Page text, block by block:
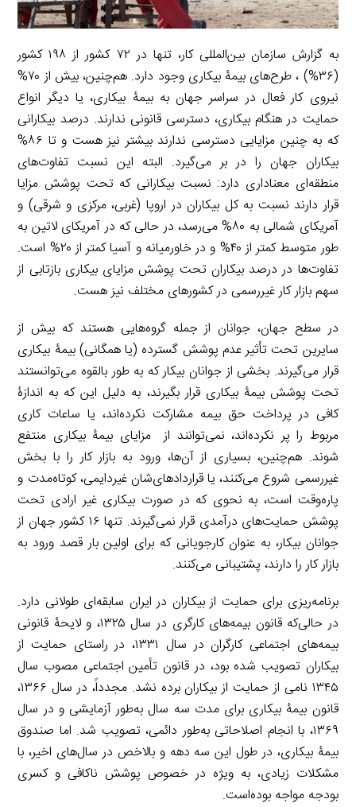
به گزارش سازمان بین‌المللی کار، تنها در ۷۲ کشور از ۱۹۸ کشور
(۳۶%) ، طرح‌های بیمۀ بیکاری وجود دارد. هم‌چنین، بیش از ۷۰%
نیروی کار فعال در سراسر جهان به بیمۀ بیکاری، یا دیگر انواع
حمایت در هنگام بیکاری، دسترسی قانونی ندارند. درصد بیکارانی
که به چنین مزایایی دسترسی ندارند بیشتر نیز هست و تا ۸۶%
بیکاران جهان را در بر می‌گیرد. البته این نسبت تفاوت‌های
منطقه‌ای معناداری دارد: نسبت بیکارانی که تحت پوشش مزایا
قرار دارند نسبت به کل بیکاران در اروپا (غربی، مرکزی و شرقی)‌ و
آمریکای شمالی به ۸۰% می‌رسد، در حالی که در آمریکای لاتین به
طور متوسط کمتر از ۴۰% و در خاورمیانه و آسیا کمتر از ۲۰% است.
تفاوت‌ها در درصد بیکاران تحت پوشش مزایای بیکاری بازتابی از
سهم بازار کار غیررسمی در کشورهای مختلف نیز هست.
در سطح جهان، جوانان از جمله گروه‌هایی هستند که بیش از
سایرین تحت تأثیر عدم پوشش گسترده (یا همگانی) بیمۀ بیکاری
قرار می‌گیرند. بخشی از جوانان بیکار که به طور بالقوه می‌توانستند
تحت پوشش بیمۀ بیکاری قرار بگیرند، به دلیل این که به اندازۀ
کافی در پرداخت حق بیمه مشارکت نکرده‌اند، یا ساعات کاری
مربوط را پر نکرده‌اند، نمی‌توانند از مزایای بیمۀ بیکاری منتفع
شوند. هم‌چنین، بسیاری از آن‌ها، ورود به بازار کار را با بخش
غیررسمی شروع می‌کنند، یا قراردادهای‌شان غیردایمی، کوتاه‌مدت و
پاره‌وقت است، به نحوی که در صورت بیکاری غیر ارادی تحت
پوشش حمایت‌های درآمدی قرار نمی‌گیرند. تنها ۱۶ کشور جهان از
جوانان بیکار، به عنوان کارجویانی که برای اولین بار قصد ورود به
بازار کار را دارند، پشتیبانی می‌کنند.
برنامه‌ریزی برای حمایت از بیکاران در ایران سابقه‌ای طولانی دارد.
در حالی‌که قانون بیمه‌های کارگری در سال ۱۳۲۵، و لایحۀ قانونی
بیمه‌های اجتماعی کارگران در سال ۱۳۳۱، در راستای حمایت از
بیکاران تصویب شده بود، در قانون تأمین اجتماعی مصوب سال
۱۳۴۵ نامی از حمایت از بیکاران برده نشد. مجدداً، در سال ۱۳۶۶،
قانون بیمۀ بیکاری برای مدت سه سال به‌طور آزمایشی و در سال
۱۳۶۹، با انجام اصلاحاتی به‌طور دائمی، تصویب شد. اما صندوق
بیمۀ بیکاری، در طول این سه دهه و بالاخص در سال‌های اخیر، با
مشکلات زیادی، به ویژه در خصوص پوشش ناکافی و کسری
بودجه مواجه بوده‌است.